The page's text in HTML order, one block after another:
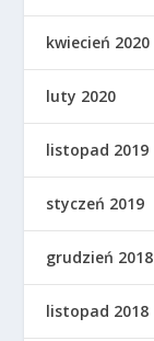
kwiecień 2020
luty 2020
listopad 2019
styczeń 2019
grudzień 2018
listopad 2018